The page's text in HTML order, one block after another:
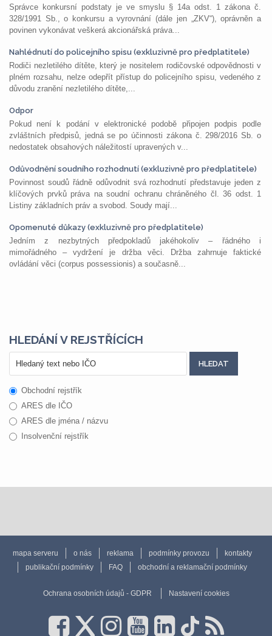
Správce konkursní podstaty je ve smyslu § 14a odst. 1 zákona č.
328/1991 Sb., o konkursu a vyrovnání (dále jen „ZKV“), oprávněn a
povinen vykonávat veškerá akcionářská práva...
Nahlédnutí do policejního spisu (exkluzivně pro předplatitele)
Rodiči nezletilého dítěte, který je nositelem rodičovské odpovědnosti v
plném rozsahu, nelze odepřít přístup do policejního spisu, vedeného z
důvodu zranění nezletilého dítěte,...
Odpor
Pokud není k podání v elektronické podobě připojen podpis podle
zvláštních předpisů, jedná se po účinnosti zákona č. 298/2016 Sb. o
nedostatek obsahových náležitostí upravených v...
Odůvodnění soudního rozhodnutí (exkluzivně pro předplatitele)
Povinnost soudů řádně odůvodnit svá rozhodnutí představuje jeden z
klíčových prvků práva na soudní ochranu chráněného čl. 36 odst. 1
Listiny základních práv a svobod. Soudy mají...
Opomenuté důkazy (exkluzivně pro předplatitele)
Jedním z nezbytných předpokladů jakéhokoliv – řádného i
mimořádného – vydržení je držba věci. Držba zahrnuje faktické
ovládání věci (corpus possessionis) a současně...
HLEDÁNÍ V REJSTŘÍCÍCH
Obchodní rejstřík
ARES dle IČO
ARES dle jména / názvu
Insolvenční rejstřík
mapa serveru o nás reklama podmínky provozu
kontakty
publikační podmínky
FAQ obchodní a reklamační podmínky
Ochrana osobních údajů - GDPR Nastavení cookies